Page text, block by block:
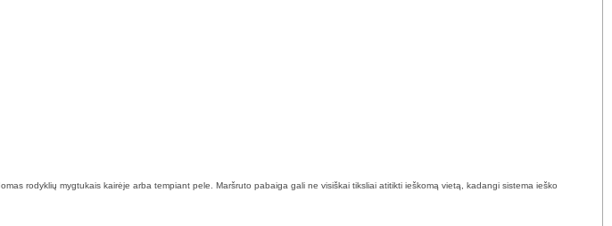
rodyklių mygtukais kairėje arba tempiant pele. Maršruto pabaiga gali ne visiškai tiksliai atitikti ieškomą vietą, kadangi sistema ieško